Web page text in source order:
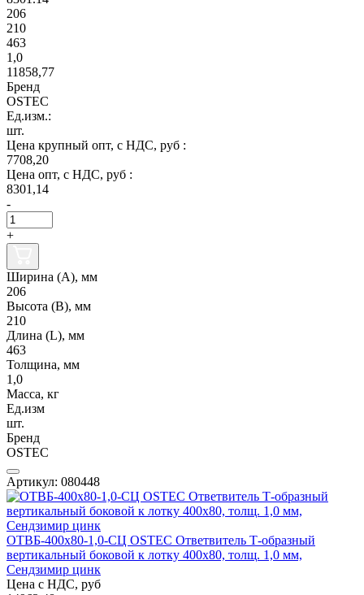
206
210
463
1,0
11858,77
Бренд
OSTEC
Ед.изм.:
шт.
Цена крупный опт, с НДС, руб :
7708,20
Цена опт, с НДС, руб :
8301,14
-
+
Ширина (А), мм
206
Высота (В), мм
210
Длина (L), мм
463
Толщина, мм
1,0
Масса, кг
Ед.изм
шт.
Бренд
OSTEC
Артикул: 080448
ОТВБ-400х80-1,0-СЦ OSTEC Ответвитель Т-образный
вертикальный боковой к лотку 400х80, толщ. 1,0 мм,
Сендзимир цинк
Цена с НДС, руб